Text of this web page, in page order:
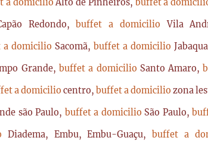
a domicilioAlto de Pinheiros, buffet a
Redondo,buffet a domicilioVila
a domicilio Sacomã,buffet a domicilio
Grande, buffet a domicilio Santo Amaro,
a domicilio centro, buffet a domicilio zona
são Paulo, buffet a domicilio São Paulo,
Diadema, Embu, Embu-Guaçu,buffet a